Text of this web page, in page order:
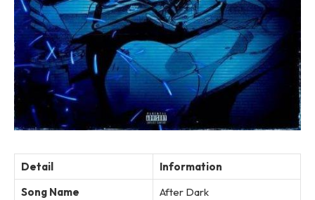
Detail
Information
Song Name
After Dark